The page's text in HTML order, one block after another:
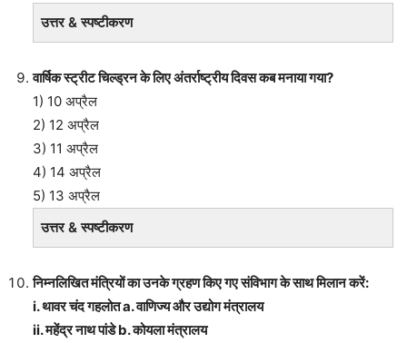
उत्तर & स्पष्टीकरण
वार्षिक स्ट्रीट चिल्ड्रन के लिए अंतर्राष्ट्रीय दिवस कब मनाया गया?
1) 10 अप्रैल
2) 12 अप्रैल
3) 11 अप्रैल
4) 14 अप्रैल
5) 13 अप्रैल
उत्तर & स्पष्टीकरण
निम्नलिखित मंत्रियों का उनके ग्रहण किए गए संविभाग के साथ मिलान करें:
i. थावर चंद गहलोत a. वाणिज्य और उद्योग मंत्रालय
ii. महेंद्र नाथ पांडे b. कोयला मंत्रालय